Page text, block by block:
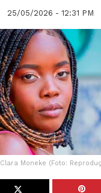
25/05/2026 - 12:31 PM
Clara Moneke (Foto: